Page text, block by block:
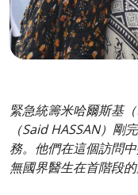
緊急統籌米哈爾斯基
（Said HASSAN）
務。他們在這個訪問
無國界醫生在首階段的